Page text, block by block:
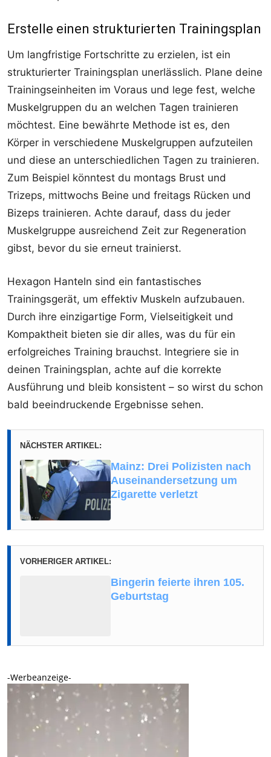
Erstelle einen strukturierten Trainingsplan
Um langfristige Fortschritte zu erzielen, ist ein
strukturierter Trainingsplan unerlässlich. Plane deine
Trainingseinheiten im Voraus und lege fest, welche
Muskelgruppen du an welchen Tagen trainieren
möchtest. Eine bewährte Methode ist es, den
Körper in verschiedene Muskelgruppen aufzuteilen
und diese an unterschiedlichen Tagen zu trainieren.
Zum Beispiel könntest du montags Brust und
Trizeps, mittwochs Beine und freitags Rücken und
Bizeps trainieren. Achte darauf, dass du jeder
Muskelgruppe ausreichend Zeit zur Regeneration
gibst, bevor du sie erneut trainierst.
Hexagon Hanteln sind ein fantastisches
Trainingsgerät, um effektiv Muskeln aufzubauen.
Durch ihre einzigartige Form, Vielseitigkeit und
Kompaktheit bieten sie dir alles, was du für ein
erfolgreiches Training brauchst. Integriere sie in
deinen Trainingsplan, achte auf die korrekte
Ausführung und bleib konsistent – so wirst du schon
bald beeindruckende Ergebnisse sehen.
NÄCHSTER ARTIKEL:
Mainz: Drei Polizisten nach
Auseinandersetzung um
Zigarette verletzt
VORHERIGER ARTIKEL:
Bingerin feierte ihren 105.
Geburtstag
-Werbeanzeige-